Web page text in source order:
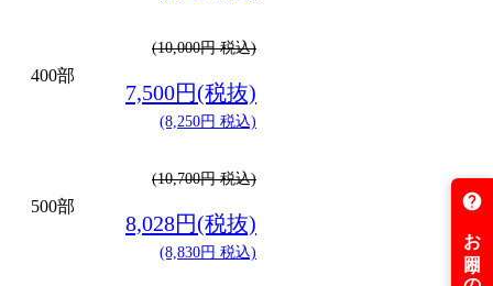
400部
(10,000円 税込)
7,500円(税抜)
(8,250円 税込)
500部
(10,700円 税込)
8,028円(税抜)
(8,830円 税込)